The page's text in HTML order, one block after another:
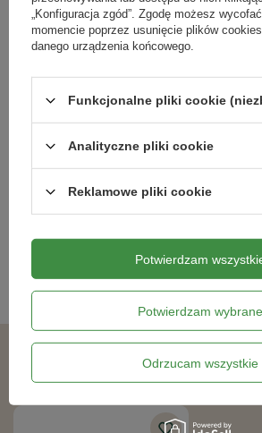
Kategorie powiązane
Mrówki,
„Konfiguracja zgód”. Zgodę możesz
momencie poprzez usunięcie plików
danego urządzenia końcowego.
Funkcjonalne pliki cookie
Analityczne pliki cookie
Reklamowe pliki cookie
Potwierdzam wybrane
Odrzucam wszystkie
Potwierdzam